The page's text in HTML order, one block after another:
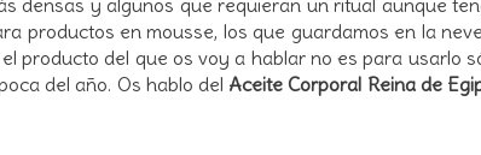
productos en mousse, los que guardamos en la
producto del que os voy a hablar no es para usarlo
del año. Os hablo del Aceite Corporal Reina de